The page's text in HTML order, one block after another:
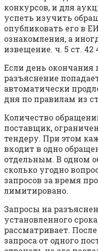
конкурсов, и для
успеть изучить
опубликовать его в
ознакомления, а
извещение. ч. 5 ст. 42
Если день окончания
разъяснение
автоматически
дня по правилам из
Количество
поставщик,
тендеру. При этом
входит в одно
отдельным. В одном
сколько угодно
запросов за время
лимитировано.
Запросы на
установленного
рассматривает.
запроса от одного